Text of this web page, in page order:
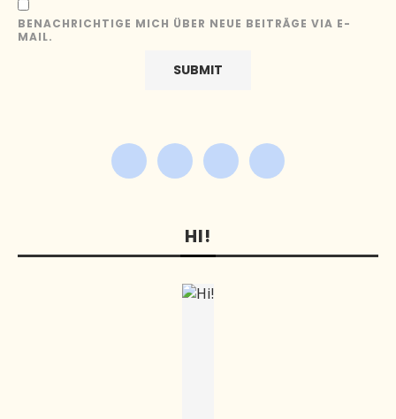
BENACHRICHTIGE MICH ÜBER NEUE BEITRÄGE VIA E-
MAIL.
HI!